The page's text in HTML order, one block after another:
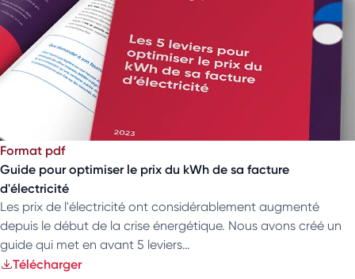
Format pdf
Guide pour optimiser le prix du kWh de sa facture
d'électricité
Les prix de l'électricité ont considérablement augmenté
depuis le début de la crise énergétique. Nous avons créé un
guide qui met en avant 5 leviers…
Télécharger